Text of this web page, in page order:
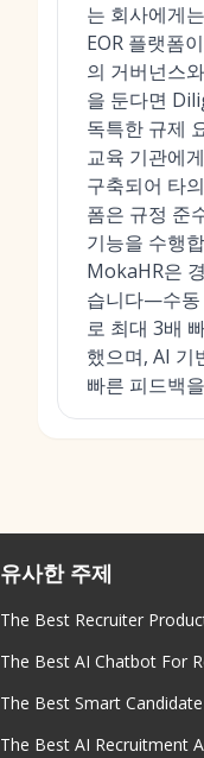
는 회사에게
EOR 플랫폼
의 거버넌스
을 둔다면
독특한 규제
교육 기관에
구축되어 타
폼은 규정 준
기능을 수행
MokaHR은
습니다—수동
로 최대 3배
했으며, AI 기
빠른 피드백
유사한 주제
The Best Recruiter
The Best AI Chatbot For
The Best Smart
The Best AI Recruitment